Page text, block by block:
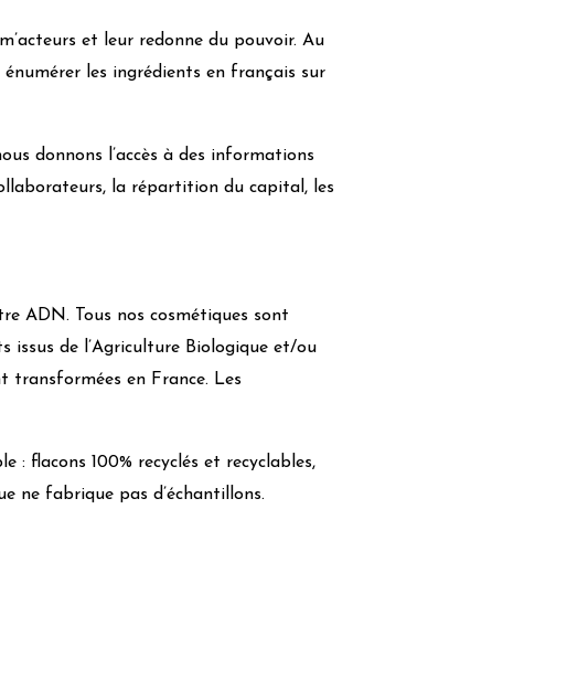
et leur redonne du pouvoir. Au
énumérer les ingrédients en français sur
donnons l’accès à des informations
la répartition du capital, les
ADN. Tous nos cosmétiques sont
issus de l’Agriculture Biologique et/ou
transformées en France. Les
: flacons 100% recyclés et recyclables,
ne fabrique pas d’échantillons.